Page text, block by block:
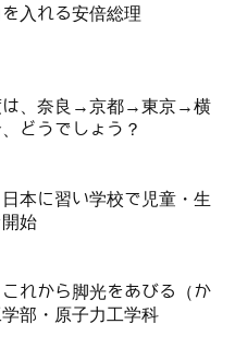
を入れる安倍総理
は、奈良→京都→東京→横
どうでしょう？
本に習い学校で児童・生
始
これから脚光をあびる（か
部・原子力工学科